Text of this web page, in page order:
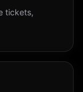
tickets,